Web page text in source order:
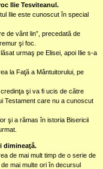
Ilie Tesviteanul.
Ilie este cunoscut în special
de vânt lin”, precedată de
şi foc.
urmaş pe Elisei, apoi Ilie s-a
la Faţă a Mântuitorului, pe
şi va fi ucis de către
Testament care nu a cunoscut
şi a rămas în istoria Bisericii
dimineaţă.
de mai mult timp de o serie de
mai multe ori în decursul